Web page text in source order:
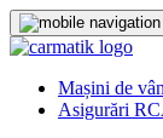
Mașini de
Asigurări